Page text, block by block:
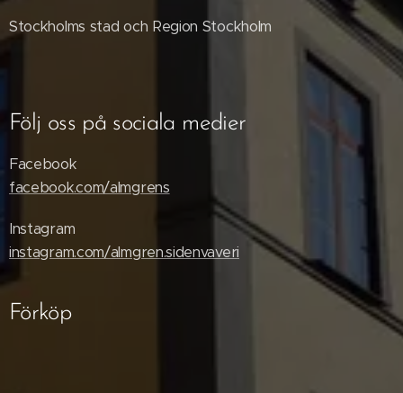
Stockholms stad och Region Stockholm
Följ oss på sociala medier
Facebook
facebook.com/almgrens
Instagram
instagram.com/almgren.sidenvaveri
Förköp